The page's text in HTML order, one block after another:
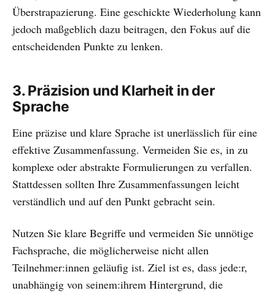
Überstrapazierung. Eine geschickte Wiederholung kann
jedoch maßgeblich dazu beitragen, den Fokus auf die
entscheidenden Punkte zu lenken.
3.Präzision und Klarheit in der
Sprache
Eine präzise und klare Sprache ist unerlässlich für eine
effektive Zusammenfassung. Vermeiden Sie es, in zu
komplexe oder abstrakte Formulierungen zu verfallen.
Stattdessen sollten Ihre Zusammenfassungen leicht
verständlich und auf den Punkt gebracht sein.
Nutzen Sie klare Begriffe und vermeiden Sie unnötige
Fachsprache, die möglicherweise nicht allen
Teilnehmer:innen geläufig ist. Ziel ist es, dass jede:r,
unabhängig von seinem:ihrem Hintergrund, die